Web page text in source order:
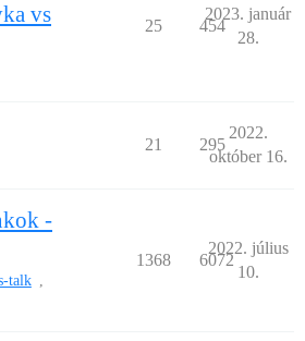
vs
25 454
2023. január
28.
21 295
2022.
október 16.
-
talk ,
1368 6072
2022. július
10.